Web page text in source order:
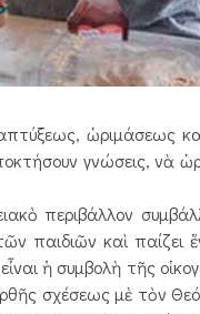
ὡριμάσεως
γνώσεις, νὰ
περιβάλλον
παιδιῶν καὶ παίζει
ἡ συμβολὴ τῆς
σχέσεως μὲ τὸν